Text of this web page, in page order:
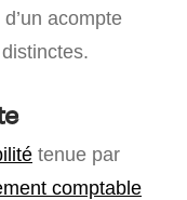
acompte
distinctes.
tenue par
comptable